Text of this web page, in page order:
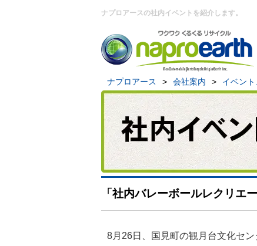
ナプロアースの社内イベントを紹介します。
ナプロアース > 会社案内 > イベン
「社内バレーボールレクリエ
8月26日、国見町の観月台文化セ